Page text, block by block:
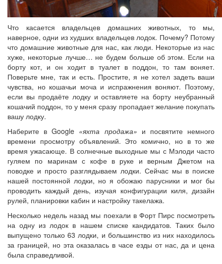
Что касается владельцев домашних животных, то мы,
наверное, одни из худших владельцев лодок. Почему? Потому
что домашние животные для нас, как люди. Некоторые из нас
хуже, некоторые лучше… не будем больше об этом. Если на
борту кот, и он ходит в туалет в поддон, то там воняет.
Поверьте мне, так и есть. Простите, я не хотел задеть ваши
чувства, но кошачьи моча и испражнения воняют. Поэтому,
если вы продаёте лодку и оставляете на борту неубранный
кошачий поддон, то у меня сразу пропадает желание покупать
вашу лодку.
Наберите в Google «яхта продажа» и посвятите немного
времени просмотру объявлений. Это комично, но в то же
время ужасающе. В солнечные выходные мы с Мэлоди часто
гуляем по маринам с кофе в руке и верным Джетом на
поводке и просто разглядываем лодки. Сейчас мы в поиске
нашей постоянной лодки, но я обожаю парусники и мог бы
проводить каждый день, изучая конфигурации киля, дизайн
рулей, планировки кабин и настройку такелажа.
Несколько недель назад мы поехали в Форт Пирс посмотреть
на одну из лодок в нашем списке кандидатов. Таких было
выпущено только 63 лодки, и большинство из них находилось
за границей, но эта оказалась в часе езды от нас, да и цена
была справедливой.